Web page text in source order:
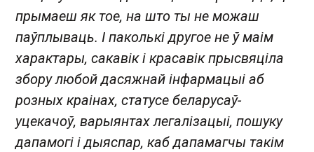
прымаеш як тое, на што ты не можаш
паўплываць. І паколькі другое не ў маім
характары, сакавік і красавік прысвяціла
збору любой дасяжнай інфармацыі аб
розных краінах, статусе беларусаў-
уцекачоў, варыянтах легалізацыі, пошуку
дапамогі і дыяспар, каб дапамагчы такім